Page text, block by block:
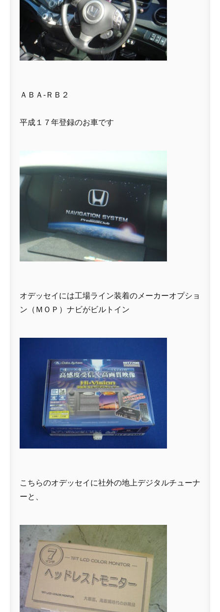
ＡＢＡ-ＲＢ２
平成１７年登録のお車です
オデッセイには工場ライン装着のメーカーオプショ
ン（ＭＯＰ）ナビがビルトイン
こちらのオデッセイに社外の地上デジタルチューナ
ーと、